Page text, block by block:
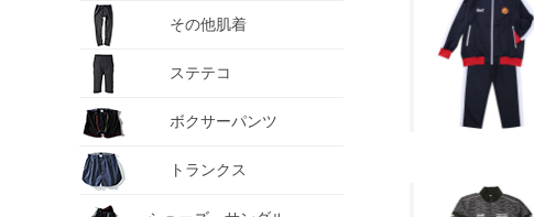
その他肌着
ステテコ
ボクサーパンツ
トランクス